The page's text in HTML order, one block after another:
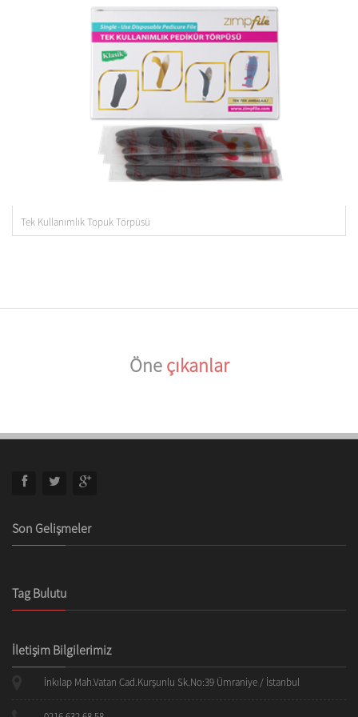
Tek Kullanımlık Topuk Törpüsü
Öneçıkanlar
Son Gelişmeler
Tag Bulutu
İletişim Bilgilerimiz
İnkılap Mah.Vatan Cad.Kurşunlu Sk.No:39 Ümraniye / İstanbul